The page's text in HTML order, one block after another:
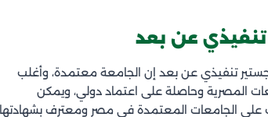
تنفيذي عن بعد
تنفيذي عن بعد إن الجامعة معتمدة، وأغلب
المصرية وحاصلة على اعتماد دولي، ويمكن
الجامعات المعتمدة في مصر ومعترف بشهادتها